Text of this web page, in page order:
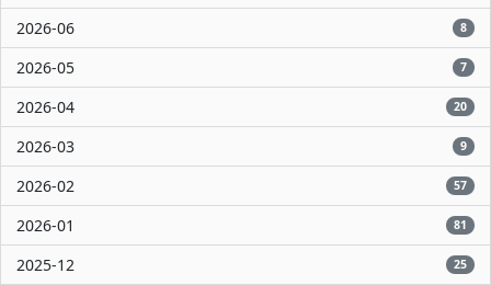
2026-06 8
2026-05 7
2026-04 20
2026-03 9
2026-02 57
2026-01 81
2025-12 25